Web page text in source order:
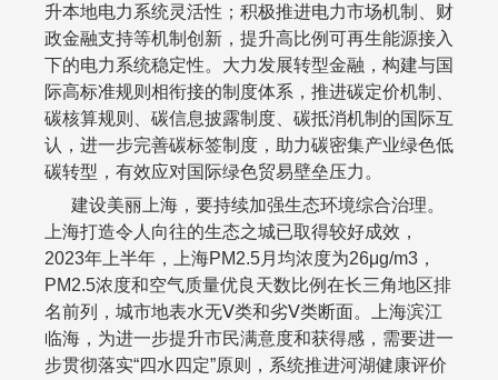
升本地电力系统灵活性；积极推进电力市场机制、财
政金融支持等机制创新，提升高比例可再生能源接入
下的电力系统稳定性。大力发展转型金融，构建与国
际高标准规则相衔接的制度体系，推进碳定价机制、
碳核算规则、碳信息披露制度、碳抵消机制的国际互
认，进一步完善碳标签制度，助力碳密集产业绿色低
碳转型，有效应对国际绿色贸易壁垒压力。
建设美丽上海，要持续加强生态环境综合治理。
上海打造令人向往的生态之城已取得较好成效，
2023年上半年，上海PM2.5月均浓度为26μg/m3 ，
PM2.5浓度和空气质量优良天数比例在长三角地区排
名前列，城市地表水无Ⅴ类和劣Ⅴ类断面。上海滨江
临海，为进一步提升市民满意度和获得感，需要进一
步贯彻落实“四水四定”原则，系统推进河湖健康评价